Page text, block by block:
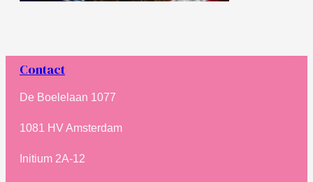
Contact
De Boelelaan 1077
1081 HV Amsterdam
Initium 2A-12